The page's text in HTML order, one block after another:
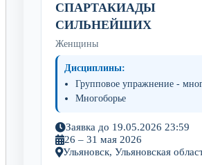
СПАРТАКИАДЫ
СИЛЬНЕЙШИХ
Женщины
Дисциплины:
Групповое упражнение -
Многоборье
Заявка до 19.05.2026 23:59
26 – 31 мая 2026
Ульяновск, Ульяновская